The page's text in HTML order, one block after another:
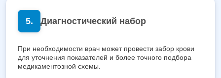
Диагностический набор
При необходимости врач может провести забор крови
для уточнения показателей и более точного подбора
медикаментозной схемы.